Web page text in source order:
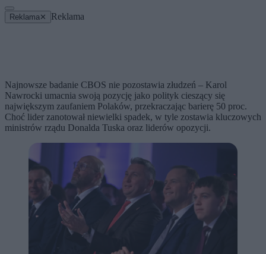
Reklama ✕ Reklama
Najnowsze badanie CBOS nie pozostawia złudzeń – Karol
Nawrocki umacnia swoją pozycję jako polityk cieszący się
największym zaufaniem Polaków, przekraczając barierę 50 proc.
Choć lider zanotował niewielki spadek, w tyle zostawia kluczowych
ministrów rządu Donalda Tuska oraz liderów opozycji.